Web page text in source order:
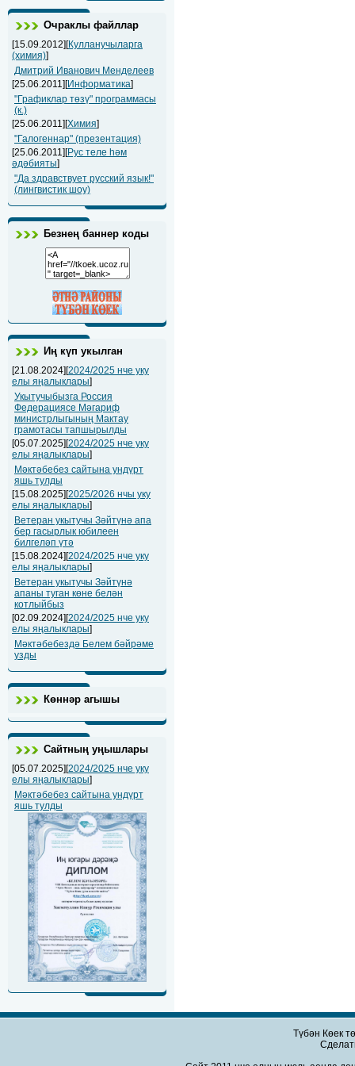
Очраклы файллар
[15.09.2012][Кулланучыларга
(химия)]
Дмитрий Иванович Менделеев
[25.06.2011][Информатика]
"Графиклар төзү" программасы
(к.)
[25.06.2011][Химия]
"Галогеннар" (презентация)
[25.06.2011][Рус теле һәм
әдәбияты]
"Да здравствует русский язык!"
(лингвистик шоу)
Безнең баннер коды
Иң күп укылган
[21.08.2024][2024/2025 нче уку
елы яңалыклары]
Укытучыбызга Россия
Федерациясе Мәгариф
министрлыгының Мактау
грамотасы тапшырылды
[05.07.2025][2024/2025 нче уку
елы яңалыклары]
Мәктәбебез сайтына ундүрт
яшь тулды
[15.08.2025][2025/2026 нчы уку
елы яңалыклары]
Ветеран укытучы Зәйтүнә апа
бер гасырлык юбилеен
билгеләп үтә
[15.08.2024][2024/2025 нче уку
елы яңалыклары]
Ветеран укытучы Зәйтүнә
апаны туган көне белән
котлыйбыз
[02.09.2024][2024/2025 нче уку
елы яңалыклары]
Мәктәбебездә Белем бәйрәме
узды
Көннәр агышы
Сайтның уңышлары
[05.07.2025][2024/2025 нче уку
елы яңалыклары]
Мәктәбебез сайтына ундүрт
яшь тулды
Түбән Көек